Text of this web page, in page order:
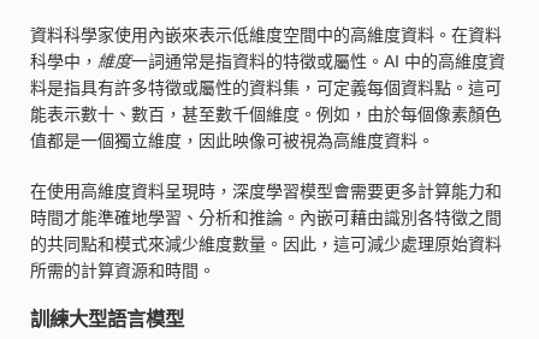
資料科學家使用內嵌來表示低維度空間中的高維度資料。在資料
科學中， 維度一詞通常是指資料的特徵或屬性。AI 中的高維度資
料是指具有許多特徵或屬性的資料集，可定義每個資料點。這可
能表示數十、數百，甚至數千個維度。例如，由於每個像素顏色
值都是一個獨立維度，因此映像可被視為高維度資料。
在使用高維度資料呈現時，深度學習模型會需要更多計算能力和
時間才能準確地學習、分析和推論。內嵌可藉由識別各特徵之間
的共同點和模式來減少維度數量。因此，這可減少處理原始資料
所需的計算資源和時間。
訓練大型語言模型